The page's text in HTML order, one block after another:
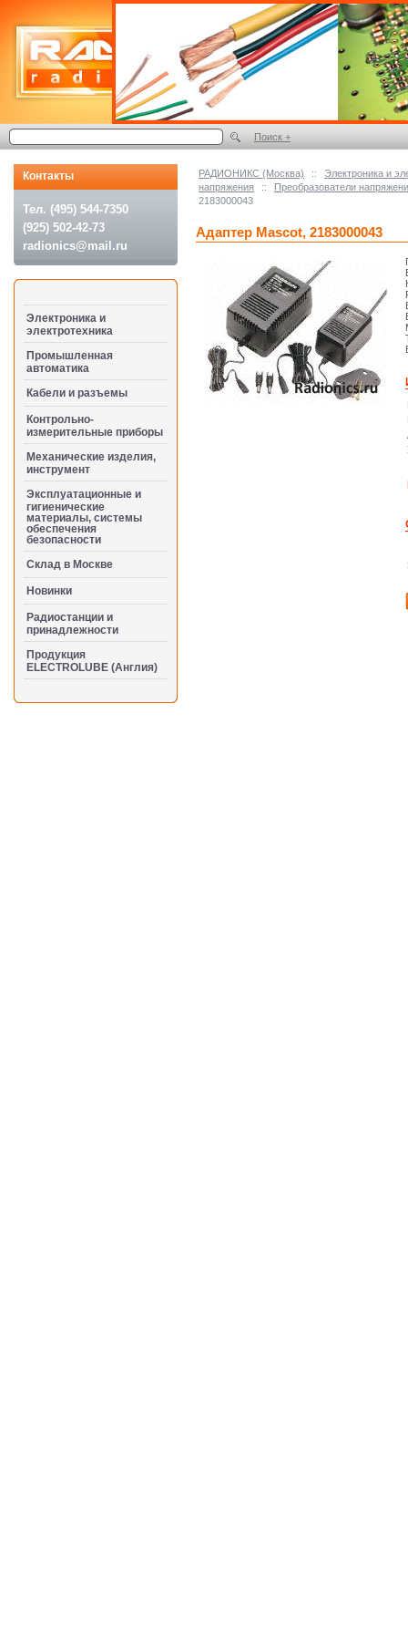
РАДИОНИКС (Москва) ::
Электроника и
напряжения
::
Преобразователи
2183000043
Адаптер Mascot, 2183000043
Контакты
Тел. (495) 544-7350
(925) 502-42-73
radionics@mail.ru
Электроника и
электротехника
Промышленная
автоматика
Кабели и разъемы
Контрольно-
измерительные приборы
Механические изделия,
инструмент
Эксплуатационные и
гигиенические
материалы, системы
обеспечения
безопасности
Cклад в Москве
Новинки
Радиостанции и
принадлежности
Продукция
ELECTROLUBE (Англия)
Поиск +